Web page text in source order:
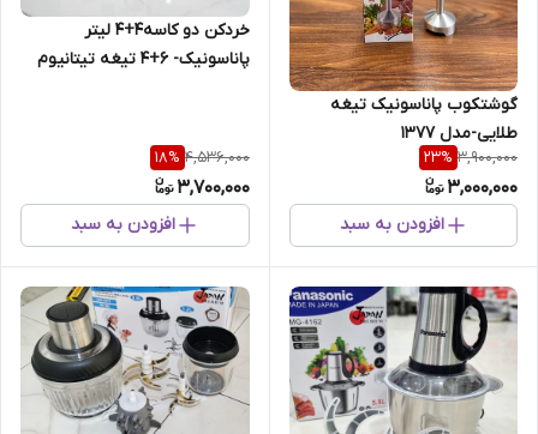
گوشتکوب پاناسونیک تیغه
طلایی-مدل 1377
3,900,000
23%
3,000,000
افزودن به سبد
خردکن دو کاسه۴+۴ لیتر
پاناسونیک- ۶+۴ تیغه تیتانیوم
4,536,000
18%
3,700,000
افزودن به سبد